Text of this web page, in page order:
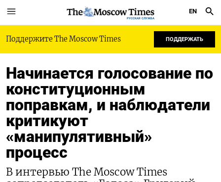
РУССКАЯ СЛУЖБА
EN
Поддержите The Moscow Times ПОДДЕРЖАТЬ
Начинается голосование по
конституционным
поправкам, и наблюдатели
критикуют
«манипулятивный»
процесс
В интервью The Moscow Times